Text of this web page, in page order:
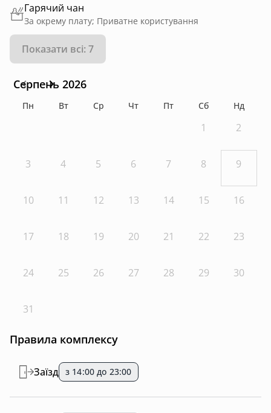
Гарячий чан
За окрему плату; Приватне користування
Показати всі: 7
Серпень 2026
Пн Вт Ср Чт Пт Сб Нд
1 2
3 4 5 6 7 8 9
10 11 12 13 14 15 16
17 18 19 20 21 22 23
24 25 26 27 28 29 30
31
Правила комплексу
Заїзд з 14:00 до 23:00